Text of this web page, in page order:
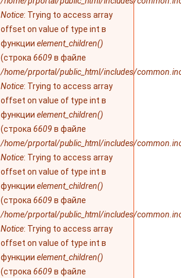
Notice: Trying to access array
offset on value of type int в
функции element_children()
(строка 6609 в файле
/home/prportal/public_html/includes/
Notice: Trying to access array
offset on value of type int в
функции element_children()
(строка 6609 в файле
/home/prportal/public_html/includes/
Notice: Trying to access array
offset on value of type int в
функции element_children()
(строка 6609 в файле
/home/prportal/public_html/includes/
Notice: Trying to access array
offset on value of type int в
функции element_children()
(строка 6609 в файле